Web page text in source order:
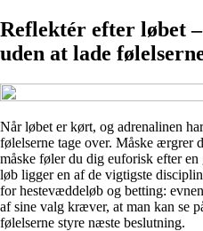
Reflektér efter løbet
uden at lade
Når løbet er kørt, og adrenalinen
følelserne tage over. Måske ærgrer
måske føler du dig euforisk efter
løb ligger en af de vigtigste
for hestevæddeløb og betting:
af sine valg kræver, at man kan se
følelserne styre næste beslutning.